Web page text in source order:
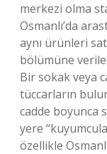
merkezi olma
Osmanlı’da
aynı ürünleri
bölümüne
Bir sokak veya
tüccarların
cadde boyunca
yere
özellikle